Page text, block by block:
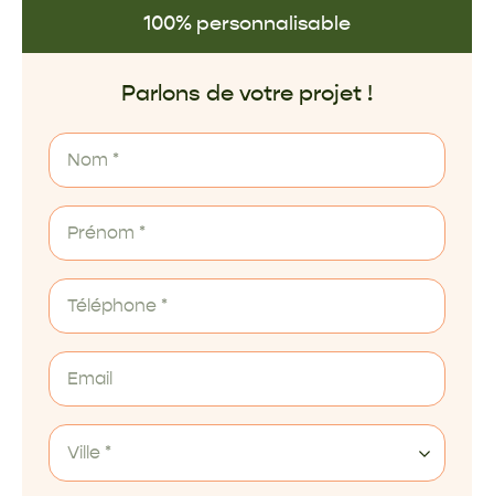
100% personnalisable
Parlons de votre projet !
Ville *